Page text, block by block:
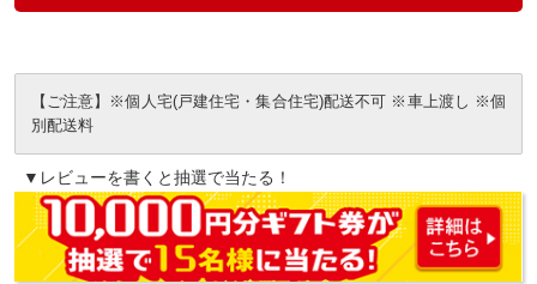
【ご注意】※個人宅(戸建住宅・集合住宅)配送不可 ※車上渡し ※個
別配送料
▼レビューを書くと抽選で当たる！